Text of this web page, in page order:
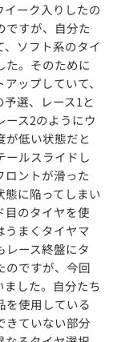
イーク入りしたの
ですが、自分た
ソフト系のタイ
た。そのために
ップしていて、
選、レース1と
ース2のようにウ
が低い状態だと
ールスライドし
ロントが滑った
態に陥ってしまい
目のタイヤを使
うまくタイヤマ
レース終盤にタ
のですが、今回
した。自分たち
を使用している
きていない部分